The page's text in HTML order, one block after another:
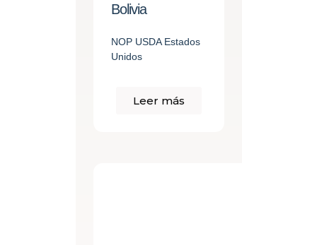
Bolivia
NOP USDA Estados
Unidos
Leer más